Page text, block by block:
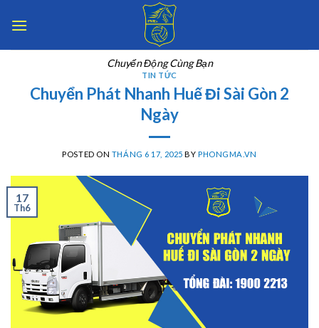
Chuyển Động Cùng Bạn
TIN TỨC
Chuyển Phát Nhanh Huế Đi Sài Gòn 2
Ngày
POSTED ON THÁNG 6 17, 2025 BYPHONGMA.VN
17
Th6